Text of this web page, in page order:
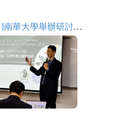
[新聞114-1]南華大學舉辦研討會 促進自然療癒與身心整合跨域交流